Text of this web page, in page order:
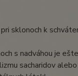
sklonoch k
s nadváhou je
sacharidov